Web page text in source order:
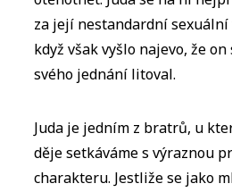
za její nestandardní
když však vyšlo najevo, že
svého jednání litoval.
Juda je jedním z bratrů, u
děje setkáváme s výraznou
charakteru. Jestliže se jako